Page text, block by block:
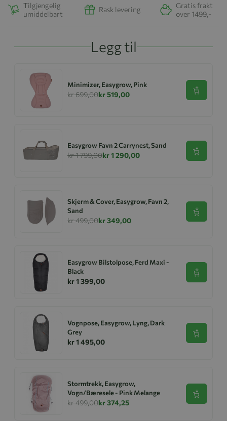
Tilgjengelig
umiddelbart
Rask levering
Gratis frakt
over 1499,-
Legg til
Minimizer, Easygrow, Pink
kr 699,00kr 519,00 Se
Easygrow Favn 2 Carrynest, Sand
kr 1 799,00kr 1 290,00 Se
Skjerm & Cover, Easygrow, Favn 2,
Sand
kr 499,00kr 349,00
Se
Easygrow Bilstolpose, Ferd Maxi -
Black
kr 1 399,00
Se
Vognpose, Easygrow, Lyng, Dark
Grey
kr 1 495,00
Se
Stormtrekk, Easygrow,
Vogn/Bæresele - Pink Melange
kr 499,00kr 374,25
Se